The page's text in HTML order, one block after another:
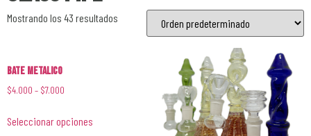
Mostrando los 43 resultados
Bate Metalico
$4.000 – $7.000
Seleccionar opciones